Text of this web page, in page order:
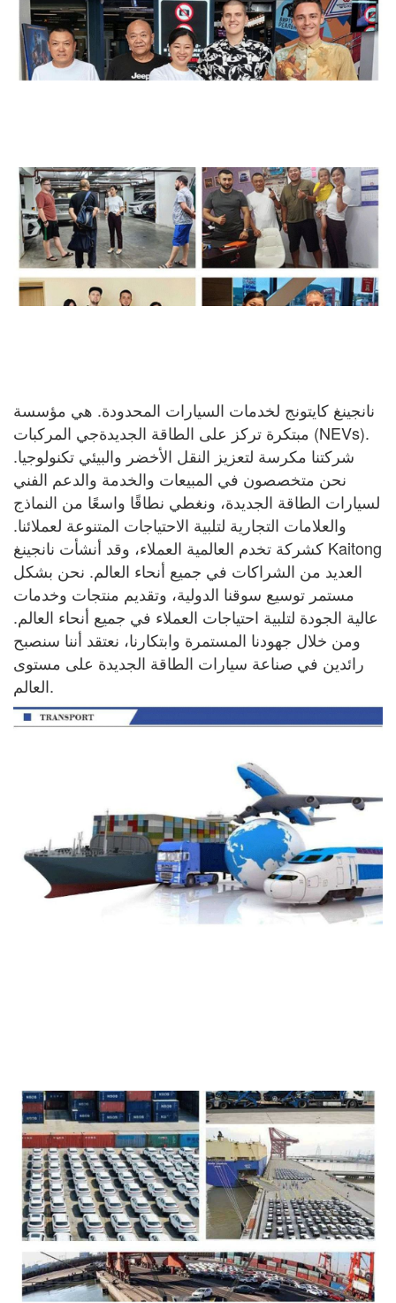
نانجينغ كايتونج لخدمات السيارات المحدودة. هي مؤسسة
مبتكرة تركز على الطاقة الجديدةجي المركبات (NEVs).
شركتنا مكرسة لتعزيز النقل الأخضر والبيئي تكنولوجيا.
نحن متخصصون في المبيعات والخدمة والدعم الفني
لسيارات الطاقة الجديدة، ونغطي نطاقًا واسعًا من النماذج
والعلامات التجارية لتلبية الاحتياجات المتنوعة لعملائنا.
كشركة تخدم العالمية العملاء، وقد أنشأت نانجينغ Kaitong
العديد من الشراكات في جميع أنحاء العالم. نحن بشكل
مستمر توسيع سوقنا الدولية، وتقديم منتجات وخدمات
عالية الجودة لتلبية احتياجات العملاء في جميع أنحاء العالم.
ومن خلال جهودنا المستمرة وابتكارنا، نعتقد أننا سنصبح
رائدين في صناعة سيارات الطاقة الجديدة على مستوى
العالم.